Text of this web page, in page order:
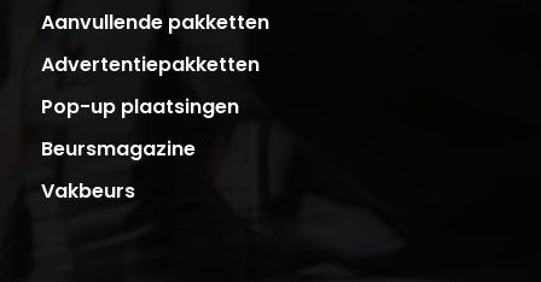
Aanvullende pakketten
Advertentiepakketten
Pop-up plaatsingen
Beursmagazine
Vakbeurs